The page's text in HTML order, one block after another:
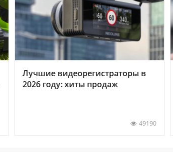
Лучшие видеорегистраторы в
2026 году: хиты продаж
49190